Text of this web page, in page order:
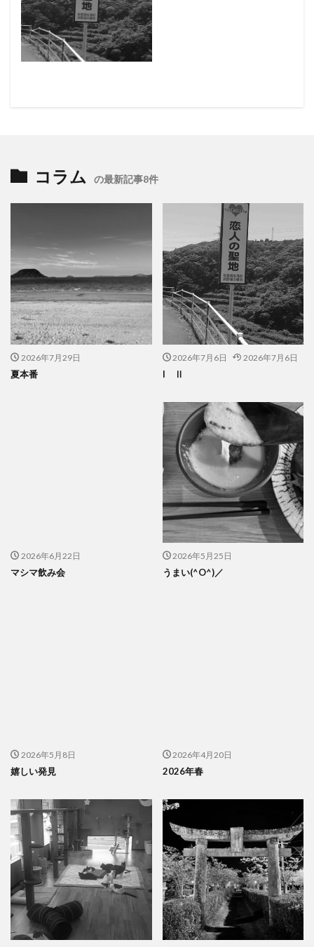
コラム の最新記事8件
2026年7月29日
夏本番
2026年7月6日 2026年7月6日
I Ⅱ
2026年6月22日
マシマ飲み会
2026年5月25日
うまい(^O^)／
2026年5月8日
嬉しい発見
2026年4月20日
2026年春